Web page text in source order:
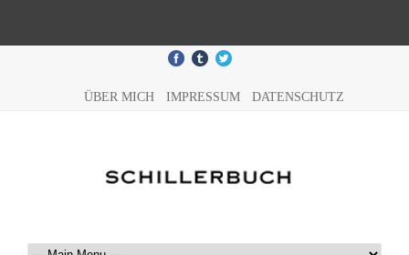
ÜBER MICH IMPRESSUM DATENSCHUTZ